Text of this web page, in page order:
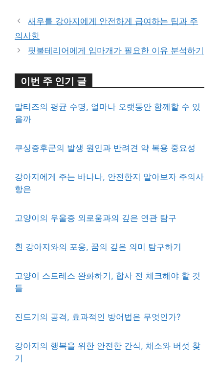
새우를 강아지에게 안전하게 급여하는 팁과 주
의사항
핏불테리어에게 입마개가 필요한 이유 분석하기
이번 주 인기 글
말티즈의 평균 수명, 얼마나 오랫동안 함께할 수 있
을까
쿠싱증후군의 발생 원인과 반려견 약 복용 중요성
강아지에게 주는 바나나, 안전한지 알아보자 주의사
항은
고양이의 우울증 외로움과의 깊은 연관 탐구
흰 강아지와의 포옹, 꿈의 깊은 의미 탐구하기
고양이 스트레스 완화하기, 합사 전 체크해야 할 것
들
진드기의 공격, 효과적인 방어법은 무엇인가?
강아지의 행복을 위한 안전한 간식, 채소와 버섯 찾
기